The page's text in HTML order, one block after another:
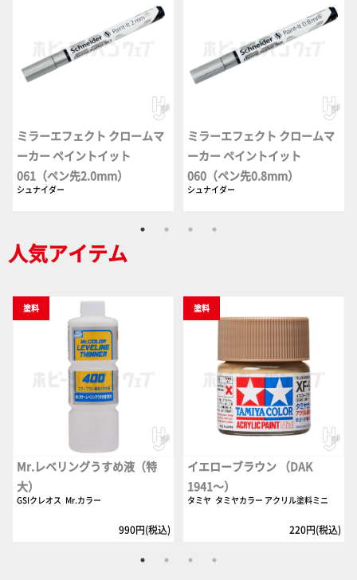
ミラーエフェクト クロームマ
ーカー ペイントイット
061（ペン先2.0mm）
シュナイダー
ミラーエフェクト クロームマ
ーカー ペイントイット
060（ペン先0.8mm）
シュナイダー
人気アイテム
塗料
Mr.レベリングうすめ液（特
大）
GSIクレオス Mr.カラー
990円(税込)
塗料
イエローブラウン （DAK
1941～）
タミヤ タミヤカラー アクリル塗料ミニ
220円(税込)